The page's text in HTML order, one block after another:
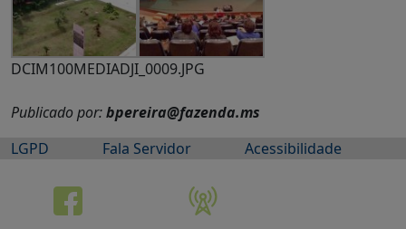
DCIM100MEDIADJI_0009.JPG
Publicado por:bpereira@fazenda.ms
LGPD
Fala Servidor Acessibilidade